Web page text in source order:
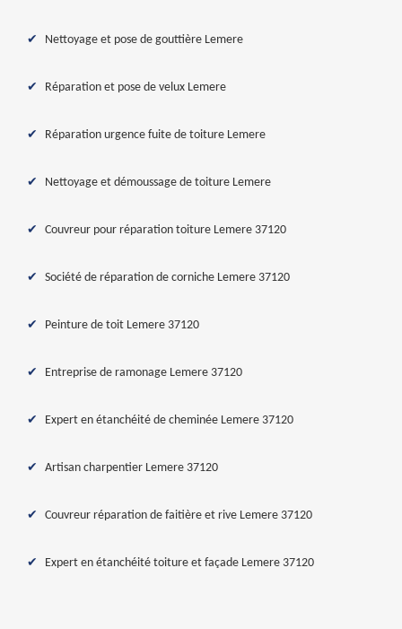
Nettoyage et pose de gouttière Lemere
Réparation et pose de velux Lemere
Réparation urgence fuite de toiture Lemere
Nettoyage et démoussage de toiture Lemere
Couvreur pour réparation toiture Lemere 37120
Société de réparation de corniche Lemere 37120
Peinture de toit Lemere 37120
Entreprise de ramonage Lemere 37120
Expert en étanchéité de cheminée Lemere 37120
Artisan charpentier Lemere 37120
Couvreur réparation de faitière et rive Lemere 37120
Expert en étanchéité toiture et façade Lemere 37120